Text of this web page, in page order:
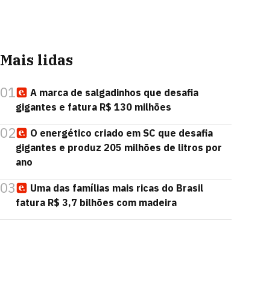
Mais lidas
01
A marca de salgadinhos que desafia
gigantes e fatura R$ 130 milhões
02
O energético criado em SC que desafia
gigantes e produz 205 milhões de litros por
ano
03
Uma das famílias mais ricas do Brasil
fatura R$ 3,7 bilhões com madeira